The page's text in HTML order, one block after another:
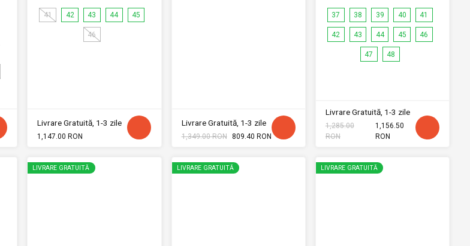
41 42 43 44 45
46
Livrare Gratuită, 1-3 zile
1,147.00 RON
Livrare Gratuită, 1-3 zile
1,349.00 RON 809.40 RON
37 38 39 40 41
42 43 44 45 46
47 48
Livrare Gratuită, 1-3 zile
1,285.00
RON
1,156.50
RON
LIVRARE GRATUITĂ LIVRARE GRATUITĂ LIVRARE GRATUITĂ